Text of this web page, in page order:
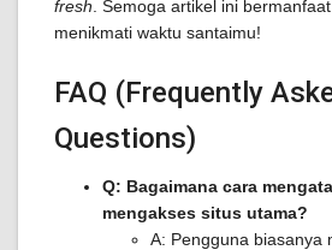
fresh . Semoga artikel ini
menikmati waktu santaimu!
FAQ (Frequently
Questions)
Q: Bagaimana cara
mengakses situs utama?
A: Pengguna biasanya